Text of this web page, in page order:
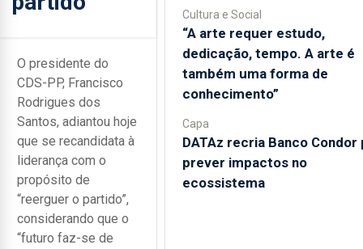
O presidente do
CDS-PP, Francisco
Rodrigues dos
Santos, adiantou hoje
que se recandidata à
liderança com o
propósito de
“reerguer o partido”,
considerando que o
“futuro faz-se de
Cultura e Social
“A arte requer estudo,
dedicação, tempo. A arte é
também uma forma de
conhecimento”
Capa
DATAz recria Banco Condor
prever impactos no
ecossistema